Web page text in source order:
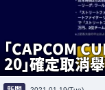
「CAPCOM
20」確定取消